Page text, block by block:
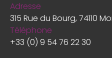
Adresse
315 Rue du Bourg, 74110
Téléphone
+33 (0) 9 54 76 22 30